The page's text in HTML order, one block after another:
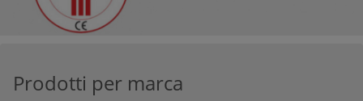
Prodotti per marca